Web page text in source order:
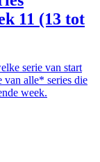
11 (13 tot
serie van start
van alle* series die
week.